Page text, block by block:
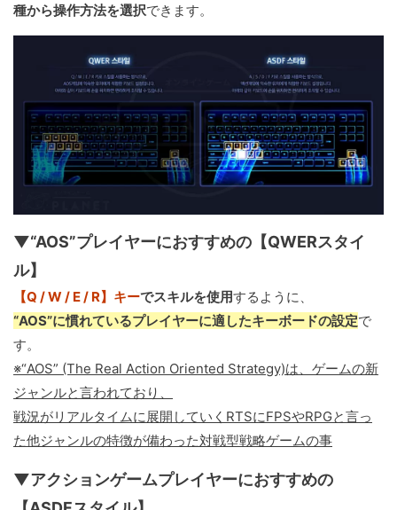
種から操作方法を選択できます。
▼“AOS”プレイヤーにおすすめの【QWERスタイ
ル】
【Q / W / E / R】キーでスキルを使用するように、
“AOS”に慣れているプレイヤーに適したキーボードの設定で
す。
※“AOS” (The Real Action Oriented Strategy)は、ゲームの新
ジャンルと言われており、
戦況がリアルタイムに展開していくRTSにFPSやRPGと言っ
た他ジャンルの特徴が備わった対戦型戦略ゲームの事
▼アクションゲームプレイヤーにおすすめの